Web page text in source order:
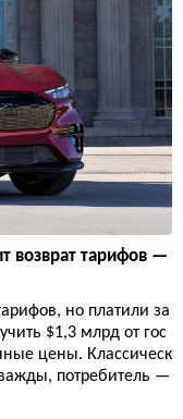
возврат тарифов —
но платили за
$1,3 млрд от гос
цены. Классическ
потребитель —